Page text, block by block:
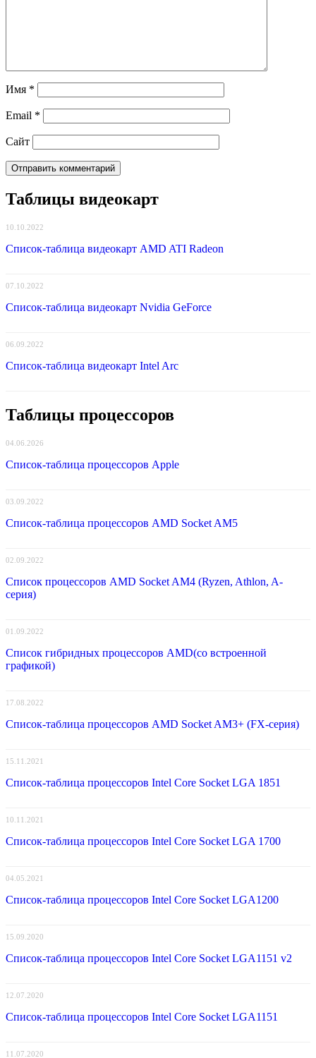
Имя *
Email *
Сайт
Таблицы видеокарт
10.10.2022
Список-таблица видеокарт AMD ATI Radeon
07.10.2022
Список-таблица видеокарт Nvidia GeForce
06.09.2022
Список-таблица видеокарт Intel Arc
Таблицы процессоров
04.06.2026
Список-таблица процессоров Apple
03.09.2022
Список-таблица процессоров AMD Socket AM5
02.09.2022
Список процессоров AMD Socket AM4 (Ryzen, Athlon, A-
серия)
01.09.2022
Список гибридных процессоров AMD(со встроенной
графикой)
17.08.2022
Список-таблица процессоров AMD Socket AM3+ (FX-серия)
15.11.2021
Список-таблица процессоров Intel Core Socket LGA 1851
10.11.2021
Список-таблица процессоров Intel Core Socket LGA 1700
04.05.2021
Список-таблица процессоров Intel Core Socket LGA1200
15.09.2020
Список-таблица процессоров Intel Core Socket LGA1151 v2
12.07.2020
Список-таблица процессоров Intel Core Socket LGA1151
11.07.2020